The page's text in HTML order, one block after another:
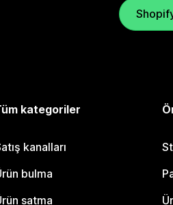
kategoriler
kanalları
bulma
satma